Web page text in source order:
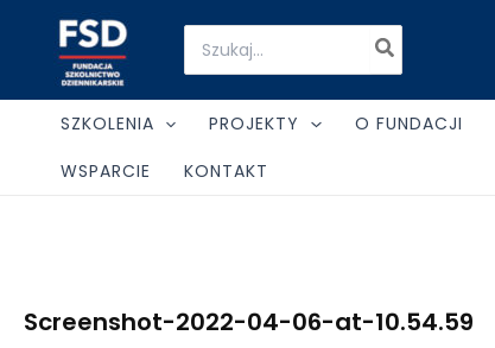
content
Search
for:
SZKOLENIA PROJEKTY O FUNDACJI
WSPARCIE
KONTAKT
Screenshot-2022-04-06-at-10.54.59
Post
navigation